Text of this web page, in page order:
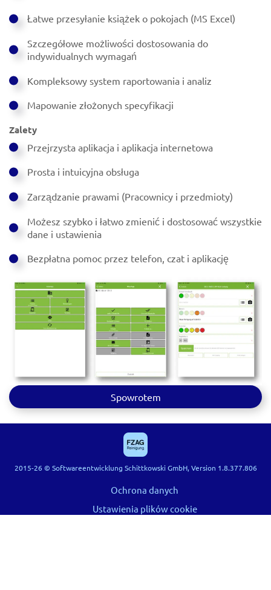
Łatwe przesyłanie książek o pokojach (MS Excel)
Szczegółowe możliwości dostosowania do
indywidualnych wymagań
Kompleksowy system raportowania i analiz
Mapowanie złożonych specyfikacji
Zalety
Przejrzysta aplikacja i aplikacja internetowa
Prosta i intuicyjna obsługa
Zarządzanie prawami (Pracownicy i przedmioty)
Możesz szybko i łatwo zmienić i dostosować wszystkie
dane i ustawienia
Bezpłatna pomoc przez telefon, czat i aplikację
Spowrotem
2015-26 © Softwareentwicklung Schittkowski GmbH, Version 1.8.377.806
Ochrona danych
Ustawienia plików cookie